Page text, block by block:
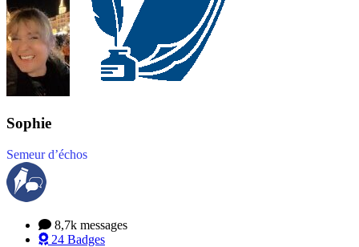
Sophie
Semeur d’échos
8,7k messages
24 Badges